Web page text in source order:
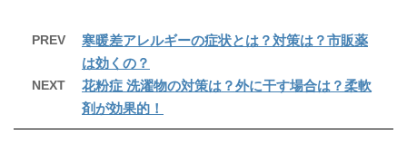
PREV
寒暖差アレルギーの症状とは？対策は？市販薬
は効くの？
NEXT
花粉症 洗濯物の対策は？外に干す場合は？柔軟
剤が効果的！